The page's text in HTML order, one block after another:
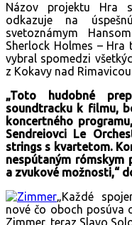
Názov projektu Hra
odkazuje na
svetoznámym
Sherlock Holmes –
vybral spomedzi
z Kokavy nad
„Toto hudobné
soundtracku k filmu,
koncertného
Sendreiovci Le
strings s kvartetom.
nespútaným rómskym
a zvukové možnosti,“
„Každé
nové čo oboch posúva
Zimmer, teraz Slavo